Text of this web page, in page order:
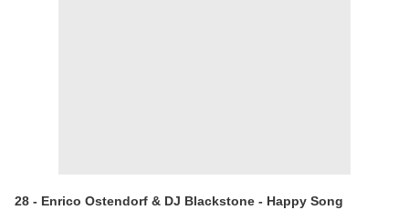
28 - Enrico Ostendorf & DJ Blackstone - Happy Song